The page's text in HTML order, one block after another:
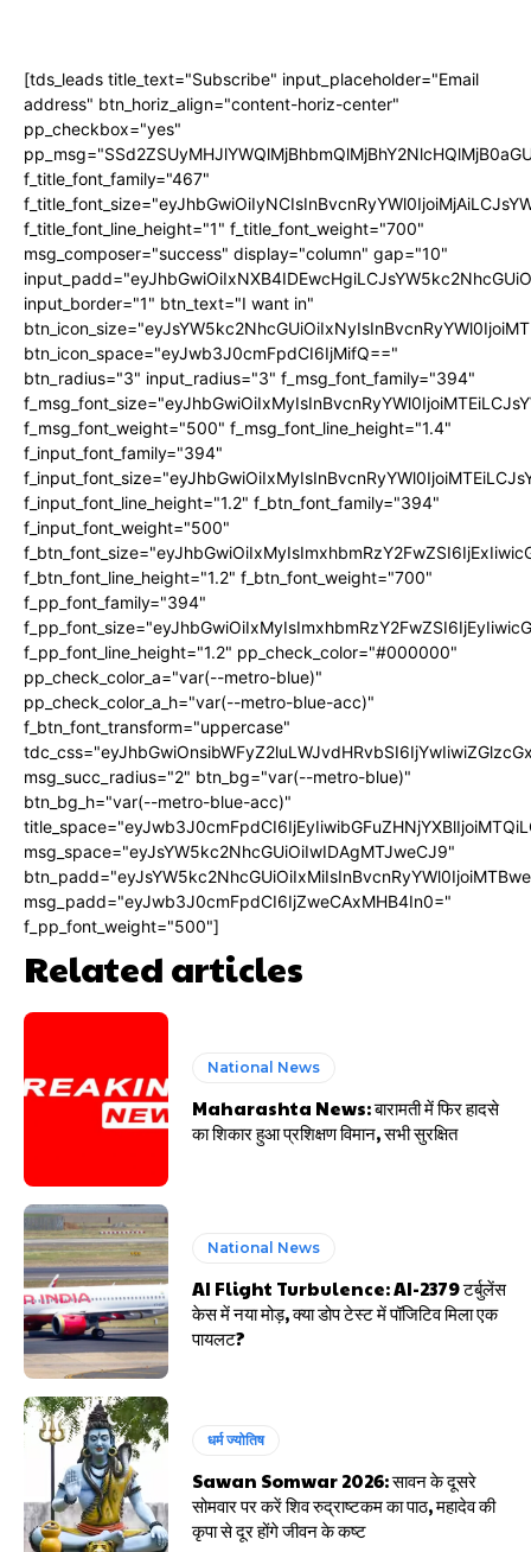
[tds_leads title_text="Subscribe" input_placeholder="Email
address" btn_horiz_align="content-horiz-center"
pp_checkbox="yes"
f_title_font_family="467"
f_title_font_line_height="1" f_title_font_weight="700"
msg_composer="success" display="column" gap="10"
input_border="1" btn_text="I want in"
btn_icon_space="eyJwb3J0cmFpdCI6IjMifQ=="
btn_radius="3" input_radius="3" f_msg_font_family="394"
f_msg_font_weight="500" f_msg_font_line_height="1.4"
f_input_font_family="394"
f_input_font_line_height="1.2" f_btn_font_family="394"
f_input_font_weight="500"
f_btn_font_line_height="1.2" f_btn_font_weight="700"
f_pp_font_family="394"
f_pp_font_line_height="1.2" pp_check_color="#000000"
pp_check_color_a="var(--metro-blue)"
pp_check_color_a_h="var(--metro-blue-acc)"
f_btn_font_transform="uppercase"
msg_succ_radius="2" btn_bg="var(--metro-blue)"
btn_bg_h="var(--metro-blue-acc)"
msg_space="eyJsYW5kc2NhcGUiOiIwIDAgMTJweCJ9"
msg_padd="eyJwb3J0cmFpdCI6IjZweCAxMHB4In0="
f_pp_font_weight="500"]
Related articles
National News
Maharashta News: बारामती में फिर हादसे
का शिकार हुआ प्रशिक्षण विमान, सभी सुरक्षित
National News
AI Flight Turbulence: AI-2379 टर्बुलेंस
केस में नया मोड़, क्या डोप टेस्ट में पॉजिटिव मिला एक
पायलट?
धर्म ज्योतिष
Sawan Somwar 2026: सावन के दूसरे
सोमवार पर करें शिव रुद्राष्टकम का पाठ, महादेव की
कृपा से दूर होंगे जीवन के कष्ट